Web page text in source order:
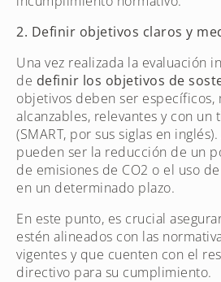
2. Definir objetivos claros y
Una vez realizada la evaluación
de definir los objetivos de
objetivos deben ser específicos,
alcanzables, relevantes y con
(SMART, por sus siglas en
pueden ser la reducción de un
de emisiones de CO2 o el uso
en un determinado plazo.
En este punto, es crucial
estén alineados con las
vigentes y que cuenten con el
directivo para su cumplimiento.